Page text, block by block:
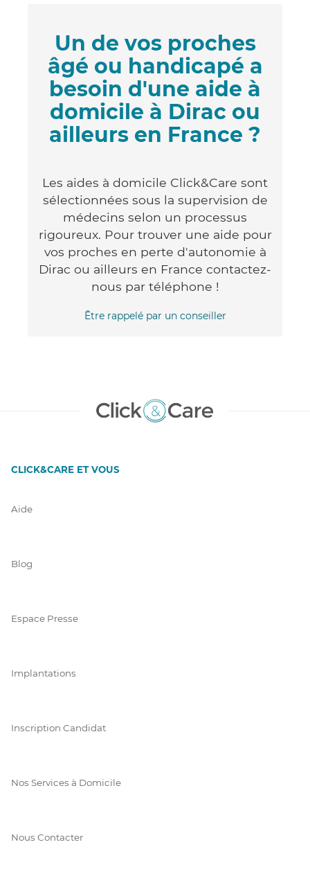
Un de vos proches
âgé ou handicapé a
besoin d'une aide à
domicile à Dirac ou
ailleurs en France ?
Les aides à domicile Click&Care sont
sélectionnées sous la supervision de
médecins selon un processus
rigoureux. Pour trouver une aide pour
vos proches en perte d'autonomie à
Dirac ou ailleurs en France contactez-
nous par téléphone !
Être rappelé par un conseiller
CLICK&CARE ET VOUS
Aide
Blog
Espace Presse
Implantations
Inscription Candidat
Nos Services à Domicile
Nous Contacter